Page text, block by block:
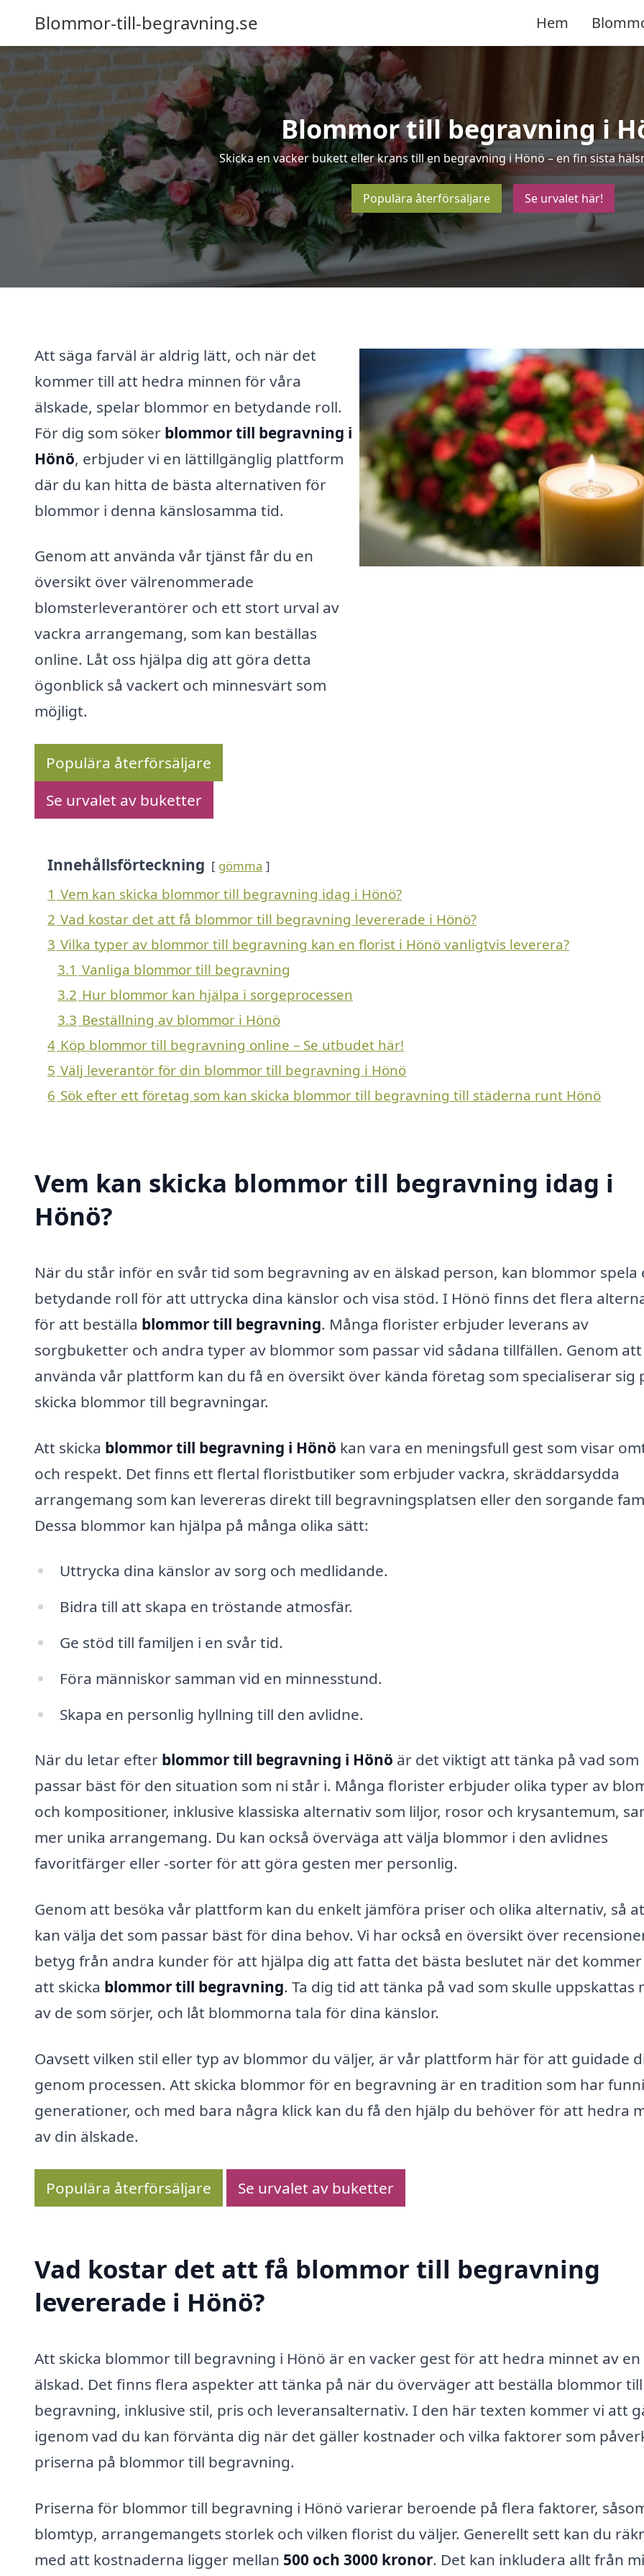
Blommor-till-begravning.se Hem
Blommor till begravning i
Skicka en vacker bukett eller krans till en begravning i Hönö – en fin sista
Populära återförsäljare Se urvalet här!
Att säga farväl är aldrig lätt, och när det
kommer till att hedra minnen för våra
älskade, spelar blommor en betydande roll.
För dig som söker blommor till begravning i
Hönö, erbjuder vi en lättillgänglig plattform
där du kan hitta de bästa alternativen för
blommor i denna känslosamma tid.
Genom att använda vår tjänst får du en
översikt över välrenommerade
blomsterleverantörer och ett stort urval av
vackra arrangemang, som kan beställas
online. Låt oss hjälpa dig att göra detta
ögonblick så vackert och minnesvärt som
möjligt.
Populära återförsäljare
Se urvalet av buketter
Innehållsförteckning gömma
1 Vem kan skicka blommor till begravning idag i Hönö?
2 Vad kostar det att få blommor till begravning levererade i Hönö?
3 Vilka typer av blommor till begravning kan en florist i Hönö vanligtvis leverera?
3.1 Vanliga blommor till begravning
3.2 Hur blommor kan hjälpa i sorgeprocessen
3.3 Beställning av blommor i Hönö
4 Köp blommor till begravning online – Se utbudet här!
5 Välj leverantör för din blommor till begravning i Hönö
6 Sök efter ett företag som kan skicka blommor till begravning till städerna runt Hönö
Vem kan skicka blommor till begravning idag i
Hönö?
När du står inför en svår tid som begravning av en älskad person, kan blommor spela
betydande roll för att uttrycka dina känslor och visa stöd. I Hönö finns det flera
för att beställa blommor till begravning. Många florister erbjuder leverans av
sorgbuketter och andra typer av blommor som passar vid sådana tillfällen. Genom att
använda vår plattform kan du få en översikt över kända företag som specialiserar sig
skicka blommor till begravningar.
Att skicka blommor till begravning i Hönö kan vara en meningsfull gest som visar
och respekt. Det finns ett flertal floristbutiker som erbjuder vackra, skräddarsydda
arrangemang som kan levereras direkt till begravningsplatsen eller den sorgande
Dessa blommor kan hjälpa på många olika sätt:
Uttrycka dina känslor av sorg och medlidande.
Bidra till att skapa en tröstande atmosfär.
Ge stöd till familjen i en svår tid.
Föra människor samman vid en minnesstund.
Skapa en personlig hyllning till den avlidne.
När du letar efter blommor till begravning i Hönö är det viktigt att tänka på vad som
passar bäst för den situation som ni står i. Många florister erbjuder olika typer av
och kompositioner, inklusive klassiska alternativ som liljor, rosor och krysantemum,
mer unika arrangemang. Du kan också överväga att välja blommor i den avlidnes
favoritfärger eller -sorter för att göra gesten mer personlig.
Genom att besöka vår plattform kan du enkelt jämföra priser och olika alternativ, så
kan välja det som passar bäst för dina behov. Vi har också en översikt över
betyg från andra kunder för att hjälpa dig att fatta det bästa beslutet när det
att skicka blommor till begravning. Ta dig tid att tänka på vad som skulle uppskattas
av de som sörjer, och låt blommorna tala för dina känslor.
Oavsett vilken stil eller typ av blommor du väljer, är vår plattform här för att guidade
genom processen. Att skicka blommor för en begravning är en tradition som har
generationer, och med bara några klick kan du få den hjälp du behöver för att hedra
av din älskade.
Populära återförsäljare Se urvalet av buketter
Vad kostar det att få blommor till begravning
levererade i Hönö?
Att skicka blommor till begravning i Hönö är en vacker gest för att hedra minnet av en
älskad. Det finns flera aspekter att tänka på när du överväger att beställa blommor
begravning, inklusive stil, pris och leveransalternativ. I den här texten kommer vi att
igenom vad du kan förvänta dig när det gäller kostnader och vilka faktorer som
priserna på blommor till begravning.
Priserna för blommor till begravning i Hönö varierar beroende på flera faktorer,
blomtyp, arrangemangets storlek och vilken florist du väljer. Generellt sett kan du
med att kostnaderna ligger mellan 500 och 3000 kronor. Det kan inkludera allt från